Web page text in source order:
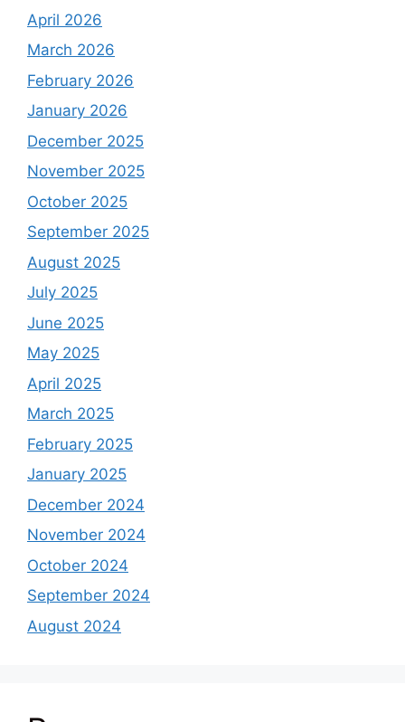
April 2026
March 2026
February 2026
January 2026
December 2025
November 2025
October 2025
September 2025
August 2025
July 2025
June 2025
May 2025
April 2025
March 2025
February 2025
January 2025
December 2024
November 2024
October 2024
September 2024
August 2024